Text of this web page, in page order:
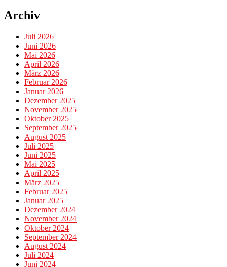
Archiv
Juli 2026
Juni 2026
Mai 2026
April 2026
März 2026
Februar 2026
Januar 2026
Dezember 2025
November 2025
Oktober 2025
September 2025
August 2025
Juli 2025
Juni 2025
Mai 2025
April 2025
März 2025
Februar 2025
Januar 2025
Dezember 2024
November 2024
Oktober 2024
September 2024
August 2024
Juli 2024
Juni 2024